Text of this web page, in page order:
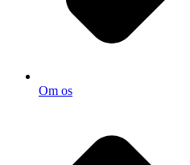
Om os